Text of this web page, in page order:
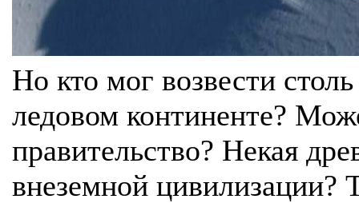
Но кто мог возвести
ледовом континенте?
правительство? Некая
внеземной цивилизации?